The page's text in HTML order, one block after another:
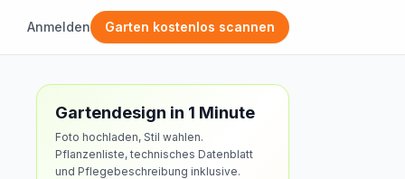
Anmelden Garten kostenlos scannen
Gartendesign in 1 Minute
Foto hochladen, Stil wahlen.
Pflanzenliste, technisches Datenblatt
und Pflegebeschreibung inklusive.